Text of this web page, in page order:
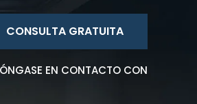
CONSULTA GRATUITA
EN CONTACTO CON